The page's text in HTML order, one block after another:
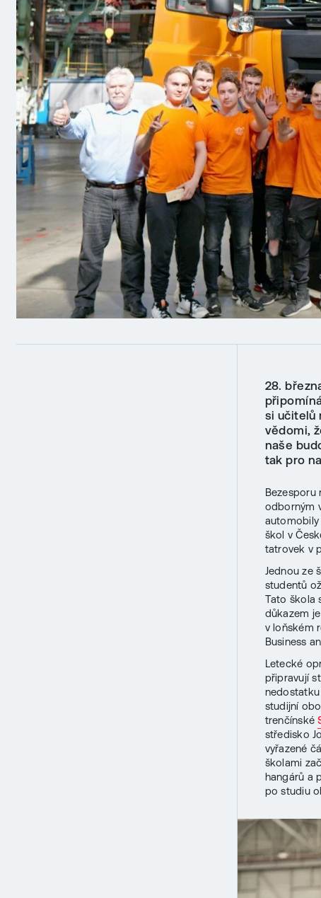
28.
si učitelů
vědomi,
naše
tak pro
Bezesporu
odborným
automobily
škol v
tatrovek v
Jednou ze
studentů
Tato škola
důkazem
v loňském
Business
Letecké
připravují
studijní
trenčínské
středisko
vyřazené
školami
hangárů a
po studiu